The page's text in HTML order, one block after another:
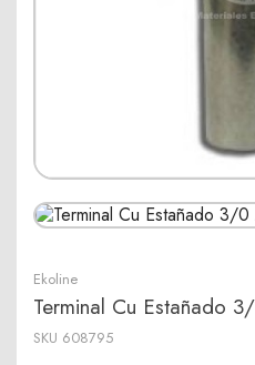
Ekoline
Terminal Cu Estañado
SKU 608795